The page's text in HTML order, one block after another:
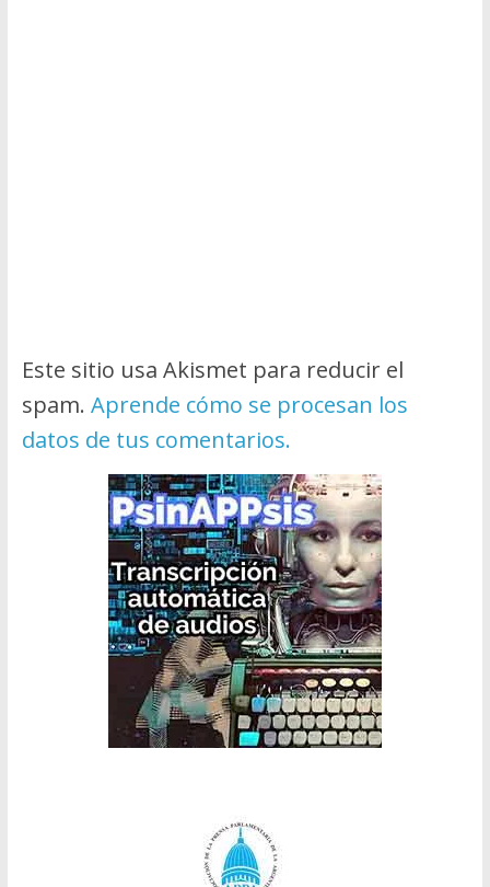
Este sitio usa Akismet para reducir el
spam. Aprende cómo se procesan los
datos de tus comentarios.